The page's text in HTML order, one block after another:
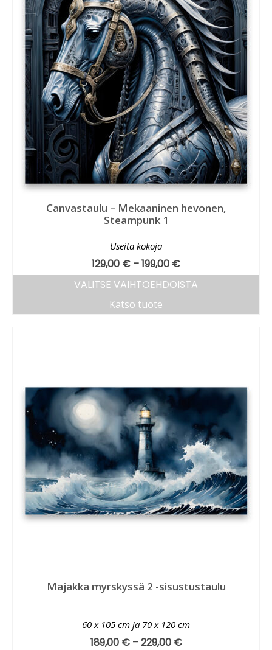
Canvastaulu – Mekaaninen hevonen,
Steampunk 1
Useita kokoja
129,00 € –199,00 €
VALITSE VAIHTOEHDOISTA
Katso tuote
Majakka myrskyssä 2 -sisustustaulu
60 x 105 cm ja 70 x 120 cm
189,00 € –229,00 €